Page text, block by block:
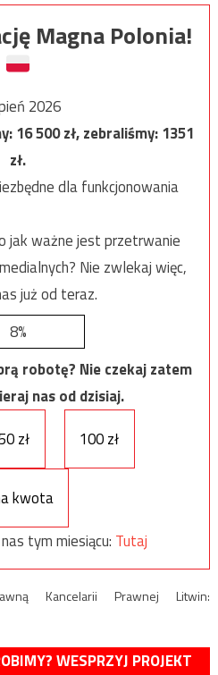
Magna Polonia!
2026
16 500zł, zebraliśmy:1351
zł.
dla funkcjonowania
jak ważne jest przetrwanie
Nie zwlekaj więc,
już od teraz.
8%
robotę? Nie czekaj zatem
nas od dzisiaj.
zł 100 zł
kwota
tym miesiącu: Tutaj
Kancelarii Prawnej Litwin:
WESPRZYJ PROJEKT